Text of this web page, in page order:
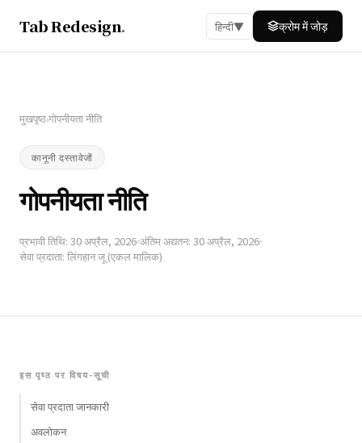
Tab Redesign. हिन्दी▼ क्रोम में जोड़
मुखपृष्ठ›गोपनीयता नीति
कानूनी दस्तावेजों
गोपनीयता नीति
प्रभावी तिथि: 30 अप्रैल, 2026 अंतिम अद्यतन: 30 अप्रैल, 2026
सेवा प्रदाता: लिंगहान जू (एकल मालिक)
इस पृष्ठ पर विषय-सूची
सेवा प्रदाता जानकारी
अवलोकन